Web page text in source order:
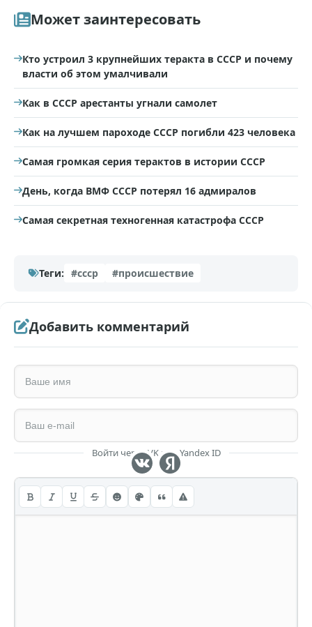
Может заинтересовать
Кто устроил 3 крупнейших теракта в СССР и почему
власти об этом умалчивали
Как в СССР арестанты угнали самолет
Как на лучшем пароходе СССР погибли 423 человека
Самая громкая серия терактов в истории СССР
День, когда ВМФ СССР потерял 16 адмиралов
Самая секретная техногенная катастрофа СССР
Теги: #ссср #происшествие
Добавить комментарий
Войти через VK или Yandex ID